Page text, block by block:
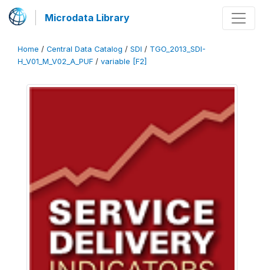
Microdata Library
Home / Central Data Catalog / SDI / TGO_2013_SDI-
H_V01_M_V02_A_PUF / variable [F2]